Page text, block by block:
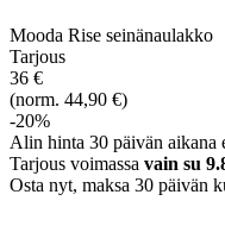
Mooda Rise seinänaulakko
Tarjous
36 €
(norm. 44,90 €)
-20%
Alin hinta 30 päivän aikana
Tarjous voimassa vain su
Osta nyt, ­maksa 30 päivän